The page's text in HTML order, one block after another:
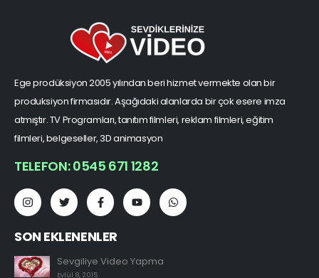
Ege prodüksiyon 2005 yılından beri hizmet vermekte olan bir
produksiyon firmasıdır. Aşağıdaki alanlarda bir çok esere imza
atmıştır. TV Programları, tanıtım filmleri, reklam filmleri, eğitim
filmleri, belgeseller, 3D animasyon
TELEFON: 0545 671 1282
SON EKLENENLER
Sevgiliye Video Yapma
Eylül 8, 2015